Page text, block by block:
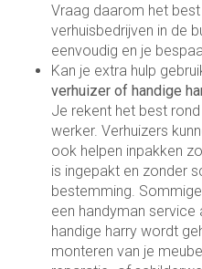
Vraag daarom het
verhuisbedrijven in de
eenvoudig en je
Kan je extra hulp
verhuizer of handige
Je rekent het best
werker. Verhuizers
ook helpen inpakken
is ingepakt en zonder
bestemming.
een handyman service
handige harry wordt
monteren van je